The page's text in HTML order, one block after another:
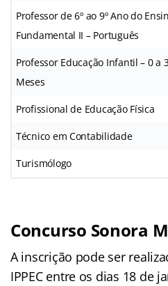
Professor de 6º ao 9º Ano do
Fundamental II – Português
Professor Educação Infantil – 0 a
Meses
Profissional de Educação Física
Técnico em Contabilidade
Turismólogo
Concurso Sonora
A inscrição pode ser
IPPEC entre os dias 18 de